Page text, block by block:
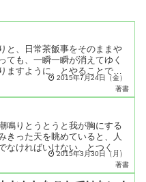
と、日常茶飯事をそのままや
ても、一瞬一瞬が消えてゆく
ますように、とやることで
ります。一応、形があって統
2015年7月24日（金）
著書
鳴りとうとうと我が胸にする
きった天を眺めていると、人
ければいけない、とつくづ
た清らかな大らかな、人間
2015年3月30日（月）
著書